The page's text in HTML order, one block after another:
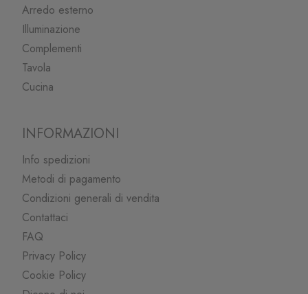
Arredo esterno
Illuminazione
Complementi
Tavola
Cucina
INFORMAZIONI
Info spedizioni
Metodi di pagamento
Condizioni generali di vendita
Contattaci
FAQ
Privacy Policy
Cookie Policy